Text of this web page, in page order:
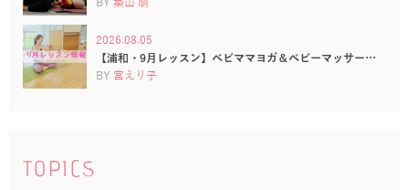
2026.08.05
【浦和・9月レッスン】ベビママヨガ＆ベビーマッサー…
BY 宮えり子
TOPICS